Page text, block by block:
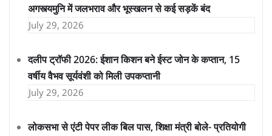
अगस्त्यमुनि में जलभराव और भूस्खलन से कई सड़कें बंद
July 29, 2026
दलीप ट्रॉफी 2026: ईशान किशन बने ईस्ट जोन के कप्तान, 15
वर्षीय वैभव सूर्यवंशी को मिली उपकप्तानी
July 29, 2026
लोकसभा से एंटी पेपर लीक बिल पास, शिक्षा मंत्री बोले- प्रतियोगी